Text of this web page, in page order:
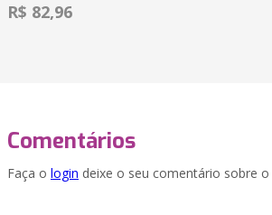
R$ 82,96
Comentários
Faça o login deixe o seu comentário sobre o